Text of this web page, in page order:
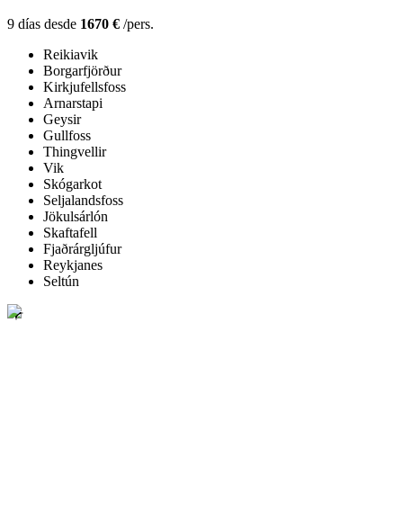
9 días desde 1670 € /pers.
Reikiavik
Borgarfjörður
Kirkjufellsfoss
Arnarstapi
Geysir
Gullfoss
Thingvellir
Vik
Skógarkot
Seljalandsfoss
Jökulsárlón
Skaftafell
Fjaðrárgljúfur
Reykjanes
Seltún